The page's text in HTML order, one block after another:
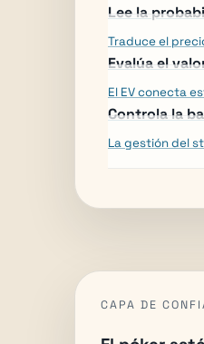
Lee la
Traduce el
Evalúa el
El EV conecta
Controla la
La gestión del
CAPA DE